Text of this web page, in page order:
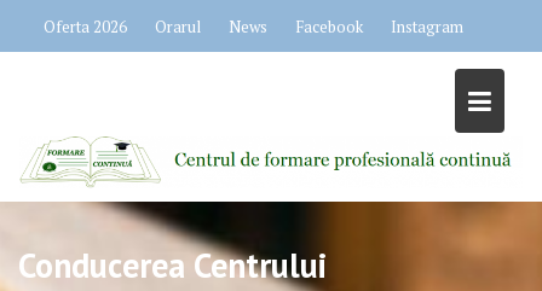
Oferta 2026 Orarul News Facebook Instagram
Conducerea Centrului